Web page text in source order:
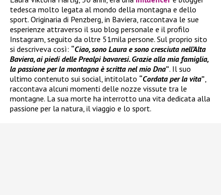
tedesca molto legata al mondo della montagna e dello
sport. Originaria di Penzberg, in Baviera, raccontava le sue
esperienze attraverso il suo blog personale e il profilo
Instagram, seguito da oltre 51mila persone. Sul proprio sito
si descriveva così: “Ciao, sono Laura e sono cresciuta nell’Alta
Baviera, ai piedi delle Prealpi bavaresi. Grazie alla mia famiglia,
la passione per la montagna è scritta nel mio Dna”. Il suo
ultimo contenuto sui social, intitolato “Cordata per la vita”,
raccontava alcuni momenti delle nozze vissute tra le
montagne. La sua morte ha interrotto una vita dedicata alla
passione per la natura, il viaggio e lo sport.